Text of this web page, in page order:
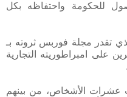
للحكومة واحتفاظه بكل
تقدر مجلة فوربس ثروته بـ
على امبراطوريته التجارية
عشرات الأشخاص، من بينهم